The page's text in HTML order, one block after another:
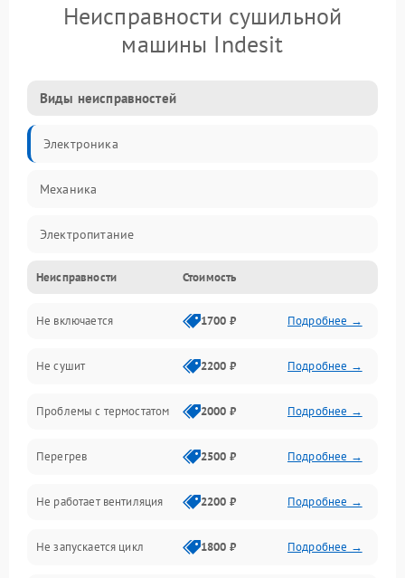
Неисправности сушильной
машины Indesit
Виды неисправностей
Электроника
Механика
Электропитание
Нагрев
Механические повреждения
Оптика
Программное обеспечение
Датчики
Безопасность
Неисправности Стоимость
Не включается 1700 ₽ Подробнее →
Не сушит 2200 ₽ Подробнее →
Проблемы с термостатом 2000 ₽ Подробнее →
Перегрев 2500 ₽ Подробнее →
Не работает вентиляция 2200 ₽ Подробнее →
Не запускается цикл 1800 ₽ Подробнее →